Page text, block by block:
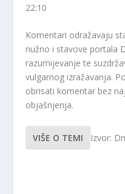
22:10
Komentari odražavaju
nužno i stavove portala
razumijevanje te
vulgarnog izražavanja.
obrisati komentar bez
objašnjenja.
VIŠE O TEMI Izvor: